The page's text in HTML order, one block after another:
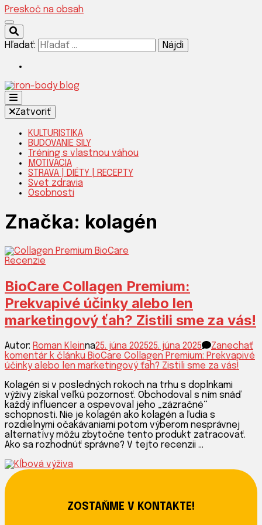
Preskoč na obsah
Hľadať:
IRON-
BODY
Silnejšia verzia teba!
Zatvoriť
KULTURISTIKA
BUDOVANIE SILY
Tréning s vlastnou váhou
MOTIVÁCIA
STRAVA | DIÉTY | RECEPTY
Svet zdravia
Osobnosti
Značka: kolagén
Recenzie
BioCare Collagen Premium:
Prekvapivé účinky alebo len
marketingový ťah? Zistili sme za vás!
Autor: Roman Kleinna25. júna 202525. júna 2025
Zanechať
komentár k článku BioCare Collagen Premium: Prekvapivé
účinky alebo len marketingový ťah? Zistili sme za vás!
Kolagén si v posledných rokoch na trhu s doplnkami
výživy získal veľkú pozornosť. Obchodoval s ním snáď
každý influencer a ospevoval jeho „zázračné“
schopnosti. Nie je kolagén ako kolagén a ľudia s
rozdielnymi očakávaniami potom výberom nesprávnej
alternatívy môžu zbytočne tento produkt zatracovať.
Ako sa rozhodnúť správne? V tejto recenzii …
ZOSTAŇME V KONTAKTE!